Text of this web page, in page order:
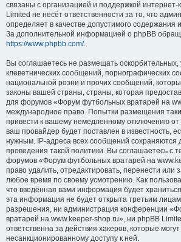
связаны с организацией и поддержкой
Limited не несёт ответственности за то, что
определяет в качестве допустимого содержания
За дополнительной информацией о phpBB
https://www.phpbb.com/.
Вы соглашаетесь не размещать
клеветнических сообщений, порнографических
национальной розни и прочих сообщений,
законы вашей страны, страны, которая
для форумов «Форум футбольных вратарей на
международное право. Попытки размещения
привести к вашему немедленному отключению
ваш провайдер будет поставлен в известность,
нужным. IP-адреса всех сообщений сохраняются
проведения такой политики. Вы соглашаетесь с
форумов «Форум футбольных вратарей на
право удалить, отредактировать, перенести или
любое время по своему усмотрению. Как
что введённая вами информация будет
эта информация не будет открыта третьим
разрешения, ни администрация конференции
вратарей на www.keeper-shop.ru», ни phpBB
ответственна за действия хакеров, которые
несанкционированному доступу к ней.